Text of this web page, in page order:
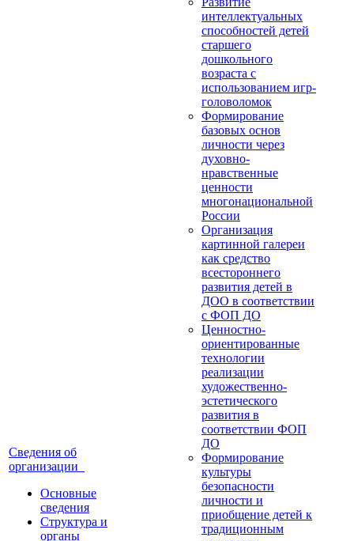
Сведения об
организации
Основные
сведения
Структура и
органы
интеллектуальных
способностей детей
старшего
дошкольного
возраста с
использованием игр-
головоломок
Формирование
базовых основ
личности через
духовно-
нравственные
ценности
многонациональной
России
Организация
картинной галереи
как средство
всестороннего
развития детей в
ДОО в соответствии
с ФОП ДО
Ценностно-
ориентированные
технологии
реализации
художественно-
эстетического
развития в
соответствии ФОП
ДО
Формирование
культуры
безопасности
личности и
приобщение детей к
традиционным